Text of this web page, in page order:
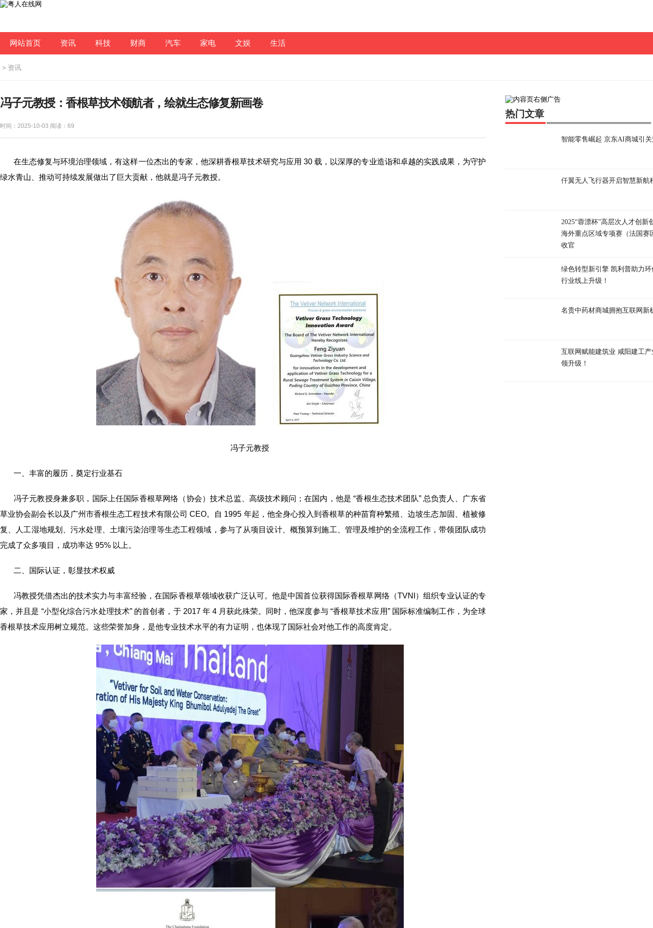
网站首页 资讯 科技 财商 汽车 家电 文娱 生活
> 资讯
冯子元教授：香根草技术领航者，绘就生态修复新画卷
时间：2025-10-03 阅读： 69
在生态修复与环境治理领域，有这样一位杰出的专家，他深耕香根草技术研究与应用 30 载，以深厚的专业造诣和卓越的实践成果，为守护
绿水青山、推动可持续发展做出了巨大贡献，他就是冯子元教授。
冯子元教授
一、丰富的履历，奠定行业基石
冯子元教授身兼多职，国际上任国际香根草网络（协会）技术总监、高级技术顾问；在国内，他是 “香根生态技术团队” 总负责人、广东省
草业协会副会长以及广州市香根生态工程技术有限公司 CEO。自 1995 年起，他全身心投入到香根草的种苗育种繁殖、边坡生态加固、植被修
复、人工湿地规划、污水处理、土壤污染治理等生态工程领域，参与了从项目设计、概预算到施工、管理及维护的全流程工作，带领团队成功
完成了众多项目，成功率达 95% 以上。
二、国际认证，彰显技术权威
冯教授凭借杰出的技术实力与丰富经验，在国际香根草领域收获广泛认可。他是中国首位获得国际香根草网络（TVNI）组织专业认证的专
家，并且是 “小型化综合污水处理技术” 的首创者，于 2017 年 4 月获此殊荣。同时，他深度参与 “香根草技术应用” 国际标准编制工作，为全球
香根草技术应用树立规范。这些荣誉加身，是他专业技术水平的有力证明，也体现了国际社会对他工作的高度肯定。
热门文章
智能零售崛起 京东AI商城引
仟翼无人飞行器开启智慧新航
2025“蓉漂杯”高层次人才创新
海外重点区域专项赛（法国赛
收官
绿色转型新引擎 凯利普助力
行业线上升级！
名贵中药材商城拥抱互联网新
互联网赋能建筑业 咸阳建工
领升级！